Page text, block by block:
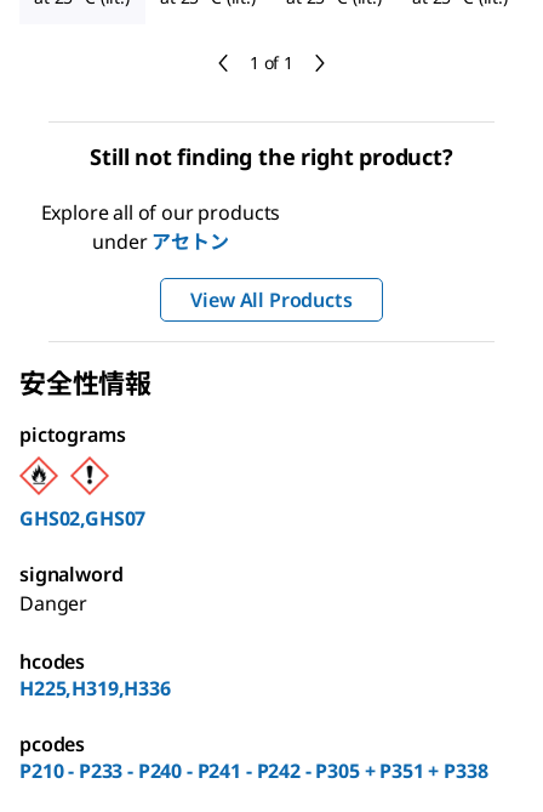
1 of 1
Still not finding the right product?
Explore all of our products
underアセトン
View All Products
安全性情報
pictograms
GHS02,GHS07
signalword
Danger
hcodes
H225,H319,H336
pcodes
P210 - P233 - P240 - P241 - P242 - P305 + P351 + P338